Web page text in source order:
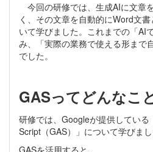
今回の研修では、生成AIに文章
く、その文章を自動的にWord文
いて学びました。これまでの「AI
み、「実際の業務で使える形まで
でした。
GASってどんなこ
研修では、Googleが提供している
Script（GAS）」について学びまし